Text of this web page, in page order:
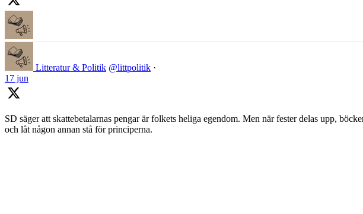
Litteratur & Politik @littpolitik ·
17 jun
SD säger att skattebetalarnas pengar är folkets heliga egendom. Men när fester delas upp,
och låt någon annan stå för principerna.